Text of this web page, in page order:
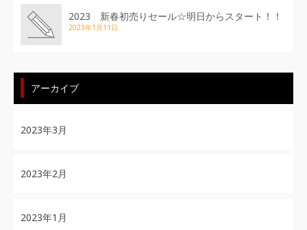
2023 新春初売りセール☆明日からスタート！！
2023年1月11日
アーカイブ
2023年3月
2023年2月
2023年1月